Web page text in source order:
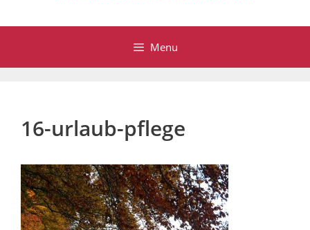
Menu
16-urlaub-pflege